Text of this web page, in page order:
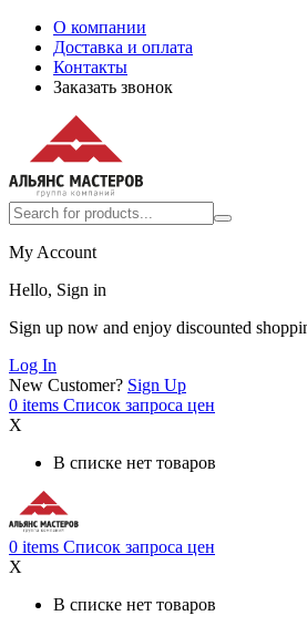
О компании
Доставка и оплата
Контакты
Заказать звонок
My Account
Hello, Sign in
Sign up now and enjoy discounted
Log In
New Customer? Sign Up
0 items Список запроса цен
X
В списке нет товаров
0 items Список запроса цен
X
В списке нет товаров